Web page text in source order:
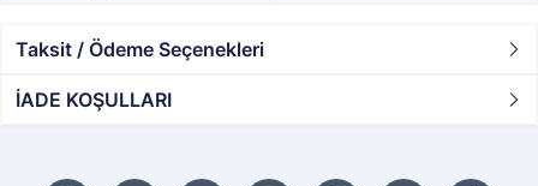
Taksit / Ödeme Seçenekleri
İADE KOŞULLARI